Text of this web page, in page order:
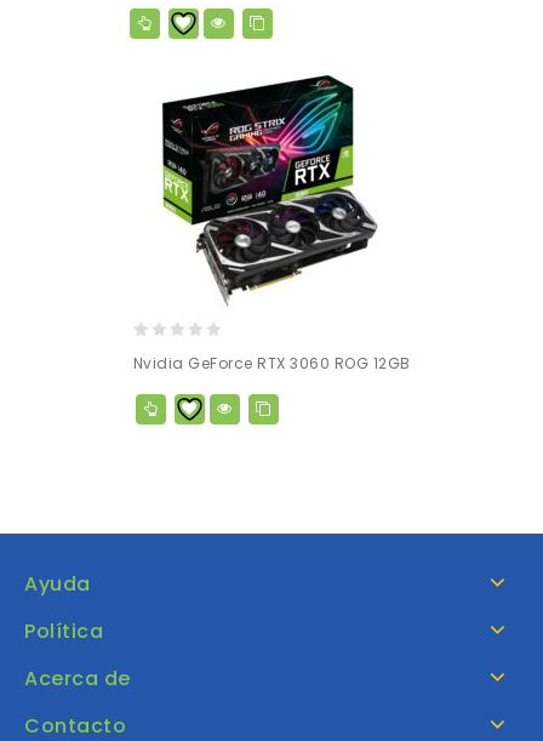
of
out
of
Nvidia GeForce RTX 3060 ROG 12GB
Ayuda
Política
Acerca de
Contacto